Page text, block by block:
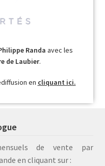
Randa avec les
de Laubier.
en cliquant ici.
de vente par
en cliquant sur :